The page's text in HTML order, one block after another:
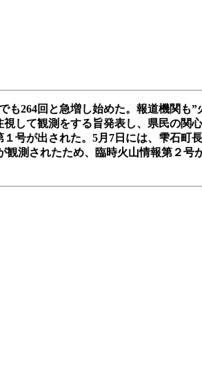
も264回と急増し始めた。報道機関も
して観測をする旨発表し、県民の関
号が出された。5月7日には、雫石町
観測されたため、臨時火山情報第２号